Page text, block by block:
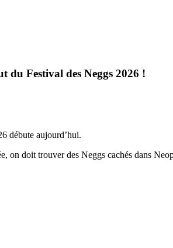
du Festival des Neggs 2026 !
débute aujourd’hui.
on doit trouver des Neggs cachés dans